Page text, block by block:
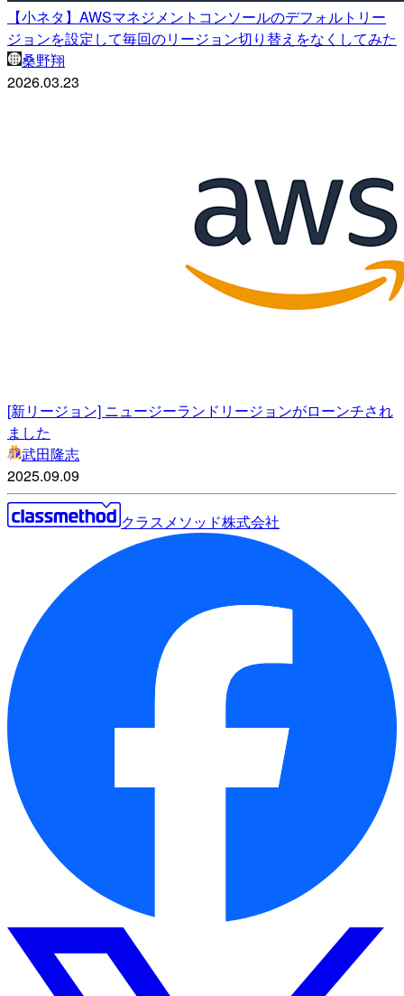
【小ネタ】AWSマネジメントコンソールのデフォルトリー
ジョンを設定して毎回のリージョン切り替えをなくしてみた
桑野翔
2026.03.23
[新リージョン] ニュージーランドリージョンがローンチされ
ました
武田隆志
2025.09.09
クラスメソッド株式会社